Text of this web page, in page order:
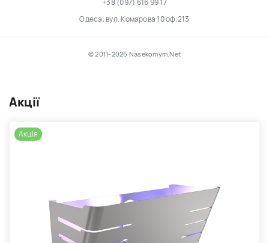
Акції
Акція
+38 (097) 616 99 17
Одеса, вул. Комарова 10 оф.213
© 2011-2026 Nasekomym.Net